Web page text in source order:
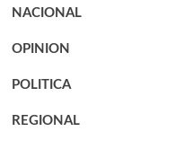
NACIONAL
OPINION
POLITICA
REGIONAL